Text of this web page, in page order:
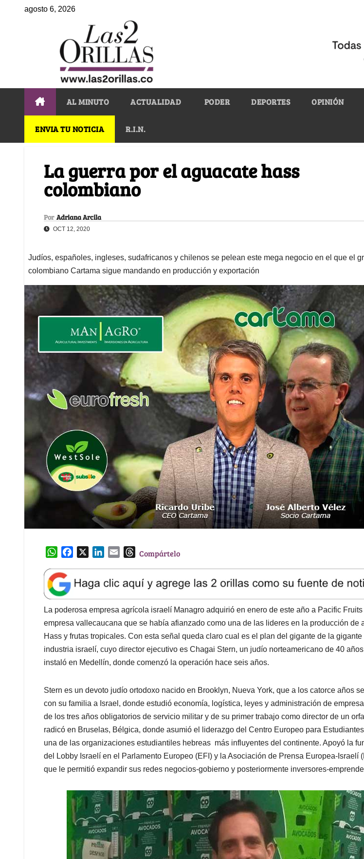
agosto 6, 2026
AL MINUTO ACTUALIDAD PODER DEPORTES OPINIÓN
ENVIA TU NOTICIA R.I.N.
La guerra por el aguacate hass
colombiano
Por Adriana Arcila
OCT 12, 2020
Judíos, españoles, ingleses, sudafricanos y chilenos se pelean este mega negocio en el que el
colombiano Cartama sigue mandando en producción y exportación
W
a
t
s
A
p
p
e
b
o
o
k
k
e
d
I
n
l
T
e
a
d
s
Compártelo
La poderosa empresa agrícola israelí Managro adquirió en enero de este año a Pacific Fruits
empresa vallecaucana que se había afianzado como una de las lideres en la producción de
Hass y frutas tropicales. Con esta señal queda claro cual es el plan del gigante de la gigante
industria israelí, cuyo director ejecutivo es Chagai Stern, un judío norteamericano de 40
instaló en Medellín, donde comenzó la operación hace seis años.
Stern es un devoto judío ortodoxo nacido en Brooklyn, Nueva York, que a los catorce años
con su familia a Israel, donde estudió economía, logística, leyes y administración de
de los tres años obligatorios de servicio militar y de su primer trabajo como director de un
radicó en Bruselas, Bélgica, donde asumió el liderazgo del Centro Europeo para
una de las organizaciones estudiantiles hebreas más influyentes del continente. Apoyó la
del Lobby Israelí en el Parlamento Europeo (EFI) y la Asociación de Prensa Europea-Israelí
que le permitió expandir sus redes negocios-gobierno y posteriormente inversores-